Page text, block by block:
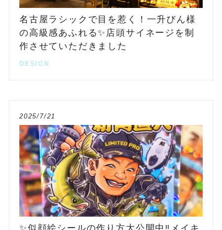
名古屋ラシックで目を惹く！一升びん様
の高級感あふれる✨店頭サイネージを制
作させていただきました
DESIGN
2025/7/21